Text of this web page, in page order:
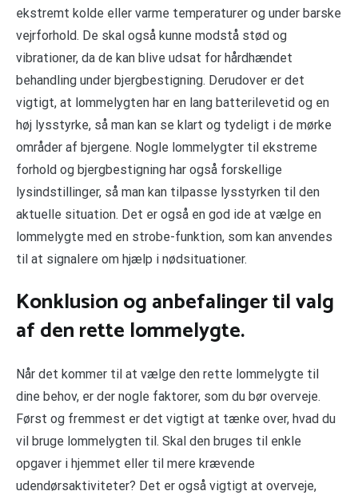
ekstremt kolde eller varme temperaturer og under barske
vejrforhold. De skal også kunne modstå stød og
vibrationer, da de kan blive udsat for hårdhændet
behandling under bjergbestigning. Derudover er det
vigtigt, at lommelygten har en lang batterilevetid og en
høj lysstyrke, så man kan se klart og tydeligt i de mørke
områder af bjergene. Nogle lommelygter til ekstreme
forhold og bjergbestigning har også forskellige
lysindstillinger, så man kan tilpasse lysstyrken til den
aktuelle situation. Det er også en god ide at vælge en
lommelygte med en strobe-funktion, som kan anvendes
til at signalere om hjælp i nødsituationer.
Konklusion og anbefalinger til valg
af den rette lommelygte.
Når det kommer til at vælge den rette lommelygte til
dine behov, er der nogle faktorer, som du bør overveje.
Først og fremmest er det vigtigt at tænke over, hvad du
vil bruge lommelygten til. Skal den bruges til enkle
opgaver i hjemmet eller til mere krævende
udendørsaktiviteter? Det er også vigtigt at overveje,